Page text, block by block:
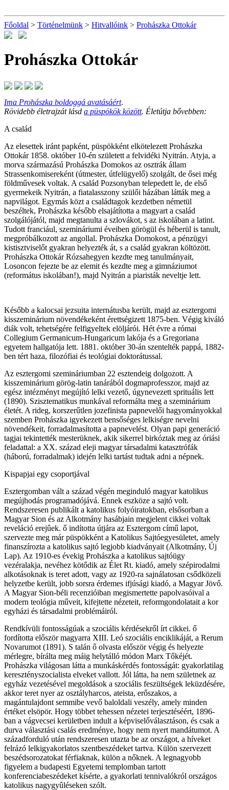
Főoldal > Történelmünk > Hitvallóink > Prohászka Ottokár
Prohászka Ottokár
Ima Prohászka boldoggá avatásáért.
Rövidebb életrajzát lásd a püspökök között. Életútja bővebben:
A család
Az elesettek iránt papként, püspökként elkötelezett Prohászka
Ottokár 1858. október 10-én született a felvidéki Nyitrán. Atyja, a
morva származású Prohászka Domokos az osztrák állam
Strassenkomisereként (útmester, útfelügyelő) szolgált, de ősei még
földművesek voltak. A család Pozsonyban telepedett le, de első
gyermekeik Nyitrán, a fiatalasszony szülői házában látták meg a
napvilágot. Egymás közt a családtagok kezdetben németül
beszéltek, Prohászka később elsajátította a magyart a család
szolgálójától, majd megtanulta a szlovákot, s az iskolában a latint.
Tudott franciául, szemináriumi éveiben görögül és héberül is tanult,
megpróbálkozott az angollal. Prohászka Domokost, a pénzügyi
kistisztviselőt gyakran helyezték át, s a család gyakran költözött.
Prohászka Ottokár Rózsahegyen kezdte meg tanulmányait,
Losoncon fejezte be az elemit és kezdte meg a gimnáziumot
(református iskolában!), majd Nyitrán a piaristák neveltje lett.
Később a kalocsai jezsuita internátusba került, majd az esztergomi
kisszeminárium növendékeként érettségizett 1875-ben. Végig kiváló
diák volt, tehetségére felfigyeltek elöljárói. Hét évre a római
Collegium Germanicum-Hungaricum lakója és a Gregoriana
egyetem hallgatója lett. 1881. október 30-án szentelték pappá, 1882-
ben tért haza, filozófiai és teológiai doktorátussal.
Az esztergomi szemináriumban 22 esztendeig dolgozott. A
kisszeminárium görög-latin tanárából dogmaprofesszor, majd az
egész intézményt megújító lelki vezető, úgynevezett sprituális lett
(1890). Szisztematikus munkával reformálta meg a szeminárium
életét. A rideg, korszerűtlen jozefinista papnevelői hagyományokkal
szemben Prohászka igyekezett bensőséges lelkiségre nevelni
növendékeit, forradalmasította a papnevelést. Olyan papi generáció
tagjai tekintették mesterüknek, akik sikerrel birkóztak meg az óriási
feladattal: a XX. század eleji magyar társadalmi katasztrófák
(háború, forradalmak) idején lelki tartást tudtak adni a népnek.
Kispapjai egy csoportjával
Esztergomban vált a század végén meginduló magyar katolikus
megújhodás programadójává. Ennek eszköze a sajtó volt.
Rendszeresen publikált a katolikus folyóiratokban, elsősorban a
Magyar Sion és az Alkotmány hasábjain megjelent cikkei voltak
reveláció erejûek. ő indította útjára az Esztergom című lapot,
szervezte meg már püspökként a Katolikus Sajtóegyesületet, amely
finanszírozta a katolikus sajtó legjobb kiadványait (Alkotmány, Új
Lap). Az 1910-es évekig Prohászka a katolikus sajtóügy
vezéralakja, nevéhez kötődik az Élet Rt. kiadó, amely szépirodalmi
alkotásoknak is teret adott, vagy az 1920-ra sajnálatosan csődközeli
helyzetbe került, jobb sorsra érdemes ifjúsági kiadó, a Magyar Jövő.
A Magyar Sion-béli recenzióiban megismertette papolvasóival a
modern teológia műveit, kifejtette nézeteit, reformgondolatait a kor
egyházi és társadalmi problémáiról.
Rendkívüli fontosságúak a szociális kérdésekről írt cikkei. ő
fordította először magyarra XIII. Leó szociális enciklikáját, a Rerum
Novarumot (1891). S talán ő olvasta először végig és helyezte
mérlegre, bírálta meg máig helytálló módon Marx Tőkéjét.
Prohászka világosan látta a munkáskérdés fontosságát: gyakorlatilag
keresztényszocialista elveket vallott. Jól látta, ha nem születnek az
egyház vezetésével megoldások a szociális feszültségek leküzdésére,
akkor teret nyer az osztályharcos, ateista, erőszakos, a
magántulajdont semmibe vevő baloldali veszély, amely minden
értéket elsöpör. Hogy többet tehessen nézetei terjesztéséért, 1896-
ban a vágvecsei kerületben indult a képviselőválasztáson, és csak a
durva választási csalás eredménye, hogy nem nyert mandátumot. A
századforduló után rendszeresen utazta be az országot, a híveket
felrázó lelkigyakorlatos szentbeszédeket tartva. Külön szervezett
beszédsorozatokat férfiaknak, külön a nőknek. A legnagyobb
figyelem a budapesti Egyetemi templomban tartott
konferenciabeszédeket kísérte, a gyakorlati tennivalókról országos
katolikus nagygyûléseken szólt.